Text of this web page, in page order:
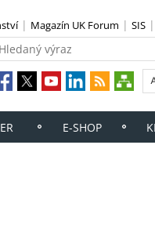
Magazín UK Forum SIS
E-SHOP